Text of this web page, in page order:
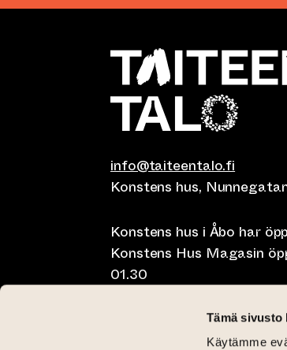
Tämä sivusto
Käytämme
info@taiteentalo.fi
Konstens hus,
Konstens hus i Åbo har
Konstens Hus Magasin
01.30
Café Elephanten sön-